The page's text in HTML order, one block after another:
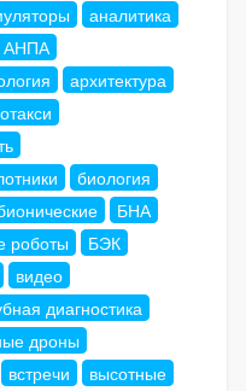
аналитика
АНПА
архитектура
биология
БНА
роботы
БЭК
видео
диагностика
дроны
встречи
высотные